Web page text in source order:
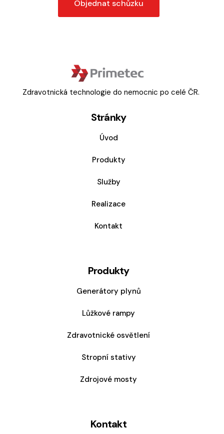
Objednat schůzku
Zdravotnická technologie do nemocnic po celé ČR.
Stránky
Úvod
Produkty
Služby
Realizace
Kontakt
Produkty
Generátory plynů
Lůžkové rampy
Zdravotnické osvětlení
Stropní stativy
Zdrojové mosty
Kontakt